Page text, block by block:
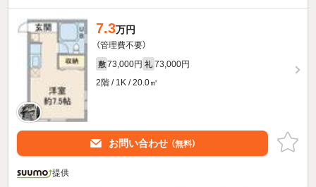
7.3万円
（管理費不要）
敷 73,000円 礼 73,000円
2階 / 1K / 20.0㎡
お問い合わせ （無料）
提供